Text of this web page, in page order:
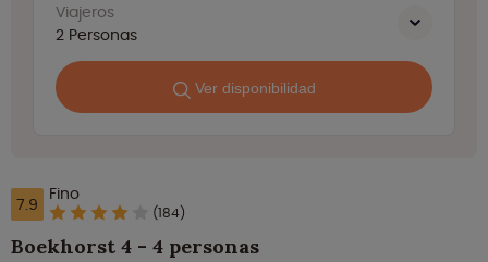
Viajeros
2 Personas
Ver disponibilidad
7.9 Fino
(184)
Boekhorst 4 - 4 personas